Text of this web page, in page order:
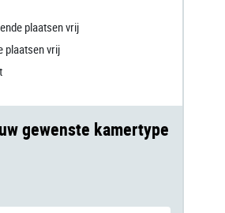
plaatsen vrij
plaatsen vrij
gewenste kamertype